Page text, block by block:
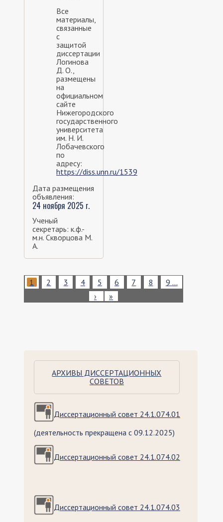
Все
материалы,
связанные
с
защитой
диссертации
Логинова
Д. О.,
размещены
на
официальном
сайте
Нижегородского
государственного
университета
им. Н. И.
Лобачевского
по
адресу:
https://diss.unn.ru/1539
Дата размещения
объявления:
24 ноября 2025 г.
Ученый
секретарь: к.ф.-
м.н. Скворцова М.
А.
Нумерация
страниц
Текущая
страница
1 Page
2 Page
3 Page
4 Page
5 Page
6 Page
7 Page
8 Page
9 …
Следующая
страница
›
Последняя
страница
»
АРХИВЫ ДИССЕРТАЦИОННЫХ
СОВЕТОВ
Диссертационный совет 24.1.074.01
(деятельность прекращена с 09.12.2025)
Диссертационный совет 24.1.074.02
Диссертационный совет 24.1.074.03